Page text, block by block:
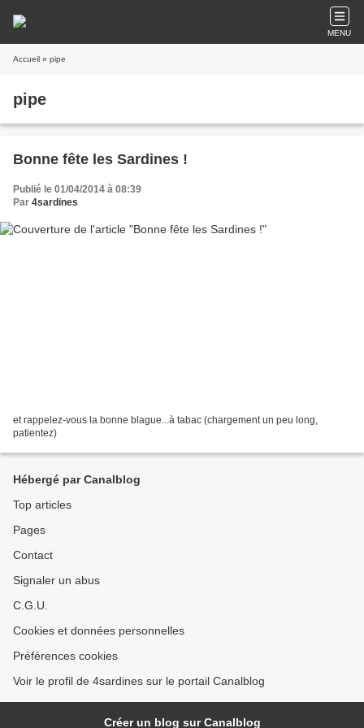
MENU
Accueil » pipe
pipe
Bonne fête les Sardines !
Publié le 01/04/2014 à 08:39
Par 4sardines
et rappelez-vous la bonne blague...à tabac (chargement un peu long,
patientez)
Hébergé par Canalblog
Top articles
Pages
Contact
Signaler un abus
C.G.U.
Cookies et données personnelles
Préférences cookies
Voir le profil de 4sardines sur le portail Canalblog
Créer un blog sur Canalblog